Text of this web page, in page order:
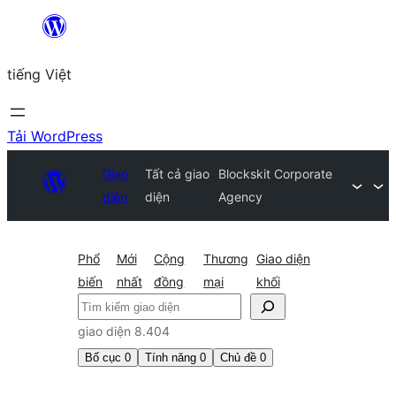
Chuyển
phần
nội
dung
tiếng Việt
Tải WordPress
Giao
diện
Tất cả giao
diện
Blockskit Corporate
Agency
Phổ
biến
Mới
nhất
Cộng
đồng
Thương
mại
Giao diện
khối
Tìm
kiếm
giao diện 8.404
Bố cục 0 Tính năng 0 Chủ đề 0